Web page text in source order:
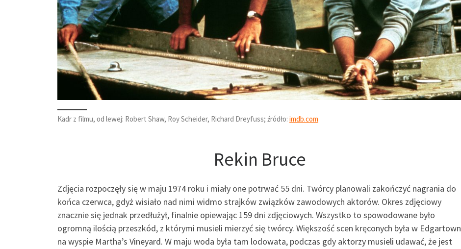
Kadr z filmu, od lewej: Robert Shaw, Roy Scheider, Richard Dreyfuss; źródło: imdb.com
Rekin Bruce
Zdjęcia rozpoczęły się w maju 1974 roku i miały one potrwać 55 dni. Twórcy planowali zakończyć nagrania do
końca czerwca, gdyż wisiało nad nimi widmo strajków związków zawodowych aktorów. Okres zdjęciowy
znacznie się jednak przedłużył, finalnie opiewając 159 dni zdjęciowych. Wszystko to spowodowane było
ogromną ilością przeszkód, z którymi musieli mierzyć się twórcy. Większość scen kręconych była w Edgartown
na wyspie Martha’s Vineyard. W maju woda była tam lodowata, podczas gdy aktorzy musieli udawać, że jest